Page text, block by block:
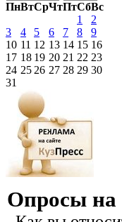
ПнВтСрЧтПтСбВс
1
2
3
4 5 6 7 8
9
10 11 12 13 14 15 16
17 18 19 20 21 22 23
24 25 26 27 28 29 30
31
Опросы на